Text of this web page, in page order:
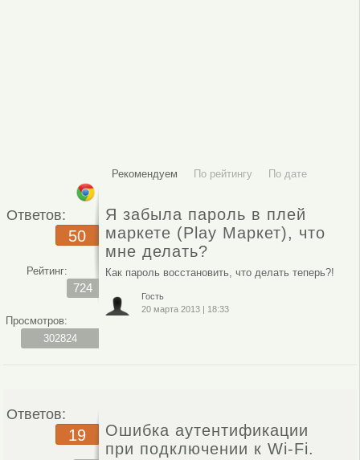
Рекомендуем По рейтингу По дате
Ответов:
50
Рейтинг:
724
Просмотров:
302824
Я забыла пароль в плей
маркете (Play Маркет), что
мне делать?
Как пароль восстановить, что делать теперь?!
Гость
20 марта 2013| 18:33
Ответов:
19
Ошибка аутентификации
при подключении к Wi-Fi.